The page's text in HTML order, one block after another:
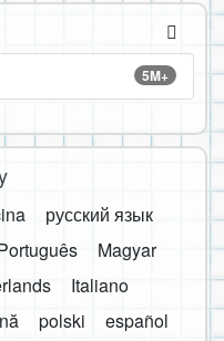
5M+
русский язык
Magyar
Italiano
polski
español